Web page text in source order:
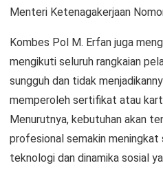
Menteri Ketenagakerjaan
Kombes Pol M. Erfan juga
mengikuti seluruh rangkaian
sungguh dan tidak
memperoleh sertifikat atau
Menurutnya, kebutuhan akan
profesional semakin meningkat
teknologi dan dinamika sosial